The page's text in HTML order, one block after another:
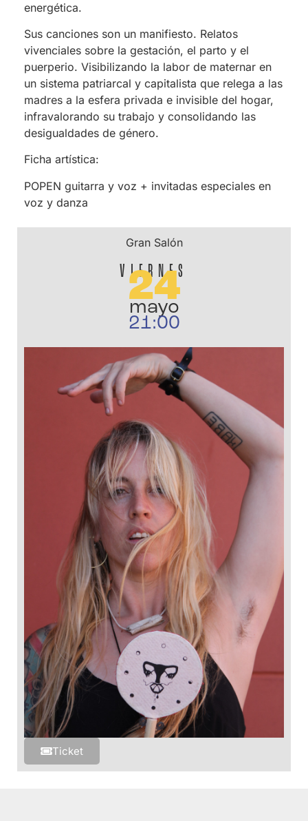
energética.
Sus canciones son un manifiesto. Relatos
vivenciales sobre la gestación, el parto y el
puerperio. Visibilizando la labor de maternar en
un sistema patriarcal y capitalista que relega a las
madres a la esfera privada e invisible del hogar,
infravalorando su trabajo y consolidando las
desigualdades de género.
Ficha artística:
POPEN guitarra y voz + invitadas especiales en
voz y danza
Gran Salón
VIERNES
24
mayo
21:00
Ticket